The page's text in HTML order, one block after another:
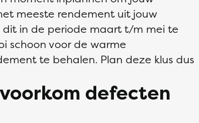
meeste rendement uit jouw
in de periode maart t/m mei te
schoon voor de warme
te behalen. Plan deze klus dus
defecten